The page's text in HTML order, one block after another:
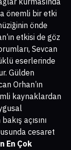
önemli bir etki
önde
etkisi de göz
Sevcan
eserlerinde
Gülden
Orhan’ın
kaynaklardan
açısını
cesaret
En Çok